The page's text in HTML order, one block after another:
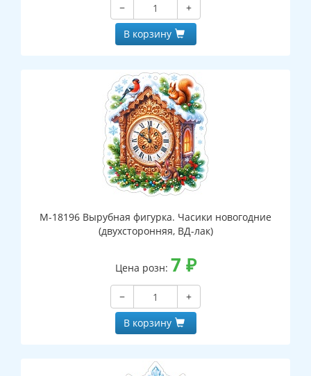
−
+
В корзину
М-18196 Вырубная фигурка. Часики новогодние
(двухсторонняя, ВД-лак)
Цена розн: 7 ₽
−
+
В корзину